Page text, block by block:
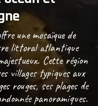
une mosaïque de
littoral atlantique
Cette région
villages typiques aux
rouges, ses plages de
panoramiques.